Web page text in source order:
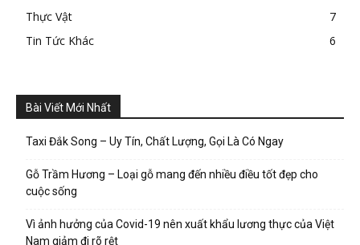
Thực Vật
7
Tin Tức Khác
6
Bài Viết Mới Nhất
Taxi Đắk Song – Uy Tín, Chất Lượng, Gọi Là Có Ngay
Gỗ Trầm Hương – Loại gỗ mang đến nhiều điều tốt đẹp cho
cuộc sống
Vì ảnh hưởng của Covid-19 nên xuất khẩu lương thực của Việt
Nam giảm đi rõ rệt